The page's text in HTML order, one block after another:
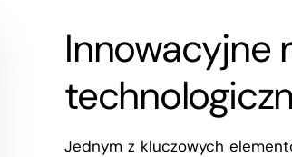
Innowacyjne
Jednym z kluczowych